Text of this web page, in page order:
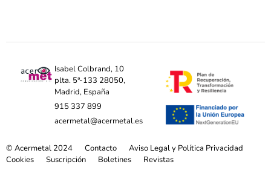
Isabel Colbrand, 10
plta. 5ª-133 28050,
Madrid, España
915 337 899
acermetal@acermetal.es
© Acermetal 2024 Contacto
Aviso Legal y Política Privacidad
Cookies
Suscripción Boletines Revistas